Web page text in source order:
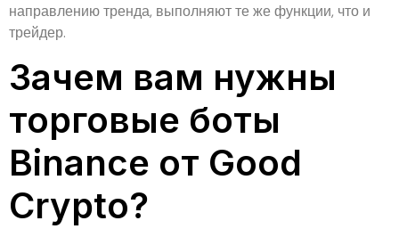
направлению тренда, выполняют те же функции, что и
трейдер.
Зачем вам нужны
торговые боты
Binance от Good
Crypto?